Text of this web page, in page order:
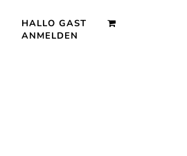
HALLO GAST
ANMELDEN